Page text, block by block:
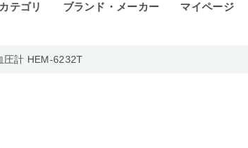
カテゴリ ブランド・メーカー マイページ
圧計 HEM-6232T